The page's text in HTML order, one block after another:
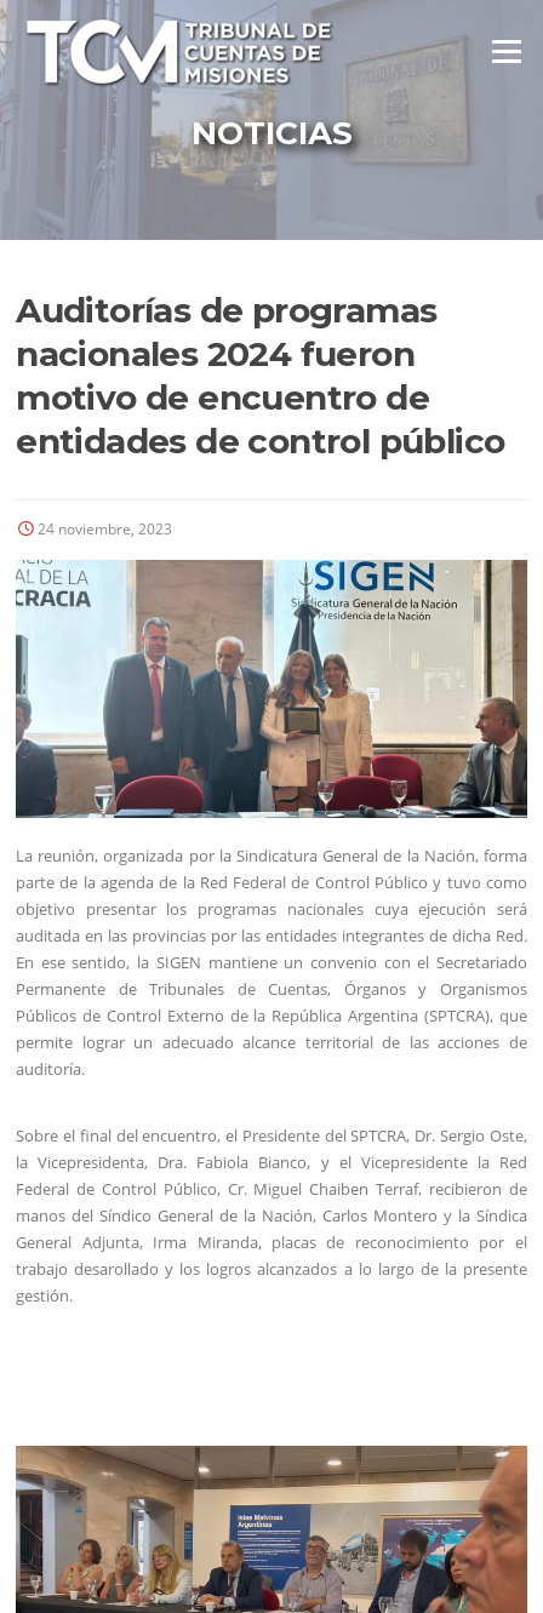
Ir
al
contenido
Menú
NOTICIAS
Auditorías de programas
nacionales 2024 fueron
motivo de encuentro de
entidades de control público
24 noviembre, 2023
La reunión, organizada por la Sindicatura General de la Nación, forma
parte de la agenda de la Red Federal de Control Público y tuvo como
objetivo presentar los programas nacionales cuya ejecución será
auditada en las provincias por las entidades integrantes de dicha Red.
En ese sentido, la SIGEN mantiene un convenio con el Secretariado
Permanente de Tribunales de Cuentas, Órganos y Organismos
Públicos de Control Externo de la República Argentina (SPTCRA), que
permite lograr un adecuado alcance territorial de las acciones de
auditoría.
Sobre el final del encuentro, el Presidente del SPTCRA, Dr. Sergio Oste,
la Vicepresidenta, Dra. Fabiola Bianco, y el Vicepresidente la Red
Federal de Control Público, Cr. Miguel Chaiben Terraf, recibieron de
manos del Síndico General de la Nación, Carlos Montero y la Síndica
General Adjunta, Irma Miranda, placas de reconocimiento por el
trabajo desarollado y los logros alcanzados a lo largo de la presente
gestión.